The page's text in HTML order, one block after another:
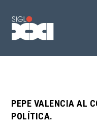
PEPE VALENCIA AL
POLÍTICA.